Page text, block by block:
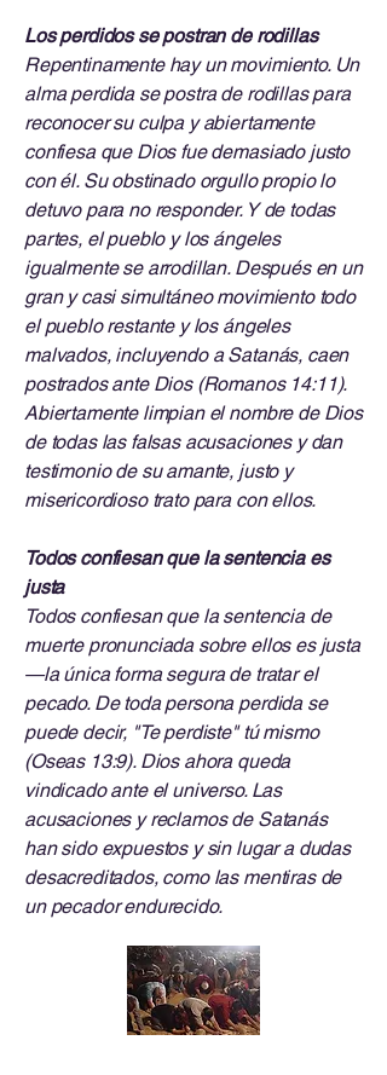
Los perdidos se postran de rodillas
Repentinamente hay un movimiento. Un
alma perdida se postra de rodillas para
reconocer su culpa y abiertamente
confiesa que Dios fue demasiado justo
con él. Su obstinado orgullo propio lo
detuvo para no responder. Y de todas
partes, el pueblo y los ángeles
igualmente se arrodillan. Después en un
gran y casi simultáneo movimiento todo
el pueblo restante y los ángeles
malvados, incluyendo a Satanás, caen
postrados ante Dios (Romanos 14:11).
Abiertamente limpian el nombre de Dios
de todas las falsas acusaciones y dan
testimonio de su amante, justo y
misericordioso trato para con ellos.
Todos confiesan que la sentencia es
justa
Todos confiesan que la sentencia de
muerte pronunciada sobre ellos es justa
—la única forma segura de tratar el
pecado. De toda persona perdida se
puede decir, "Te perdiste" tú mismo
(Oseas 13:9). Dios ahora queda
vindicado ante el universo. Las
acusaciones y reclamos de Satanás
han sido expuestos y sin lugar a dudas
desacreditados, como las mentiras de
un pecador endurecido.